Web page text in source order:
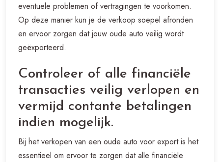
eventuele problemen of vertragingen te voorkomen.
Op deze manier kun je de verkoop soepel afronden
en ervoor zorgen dat jouw oude auto veilig wordt
geëxporteerd.
Controleer of alle financiële
transacties veilig verlopen en
vermijd contante betalingen
indien mogelijk.
Bij het verkopen van een oude auto voor export is het
essentieel om ervoor te zorgen dat alle financiële